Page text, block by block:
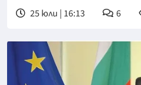
25 юли | 16:13 6